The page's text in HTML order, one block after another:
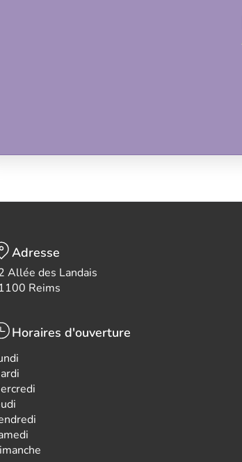
Adresse
Allée des Landais
Reims
Horaires d'ouverture